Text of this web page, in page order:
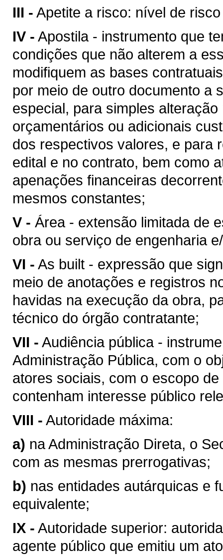
III - Apetite a risco: nível de
IV - Apostila - instrumento que
condições que não alterem a
modifiquem as bases
por meio de outro documento a
especial, para simples
orçamentários ou adicionais
dos respectivos valores, e para
edital e no contrato, bem como
apenações financeiras
mesmos constantes;
V - Área - extensão limitada de
obra ou serviço de engenharia
VI - As built - expressão que
meio de anotações e registros
havidas na execução da obra,
técnico do órgão contratante;
VII - Audiência pública -
Administração Pública, com o
atores sociais, com o escopo
contenham interesse público
VIII - Autoridade máxima:
a) na Administração Direta, o
com as mesmas prerrogativas;
b) nas entidades autárquicas e
equivalente;
IX - Autoridade superior:
agente público que emitiu um